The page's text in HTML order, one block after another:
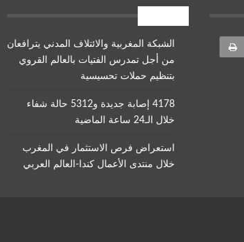
الشبكة المغربية والائتلاف المدني يترافعان
من أجل تمدرس الفتيات بالعالم القروي
بتنظيم حملات تحسيسية
4178 إصابة جديدة و5312 حالة شفاء
خلال الـ24 ساعة الماضية
استعراض فرص الاستثمار في المغرب
خلال منتدى الأعمال كندا-العالم العربي